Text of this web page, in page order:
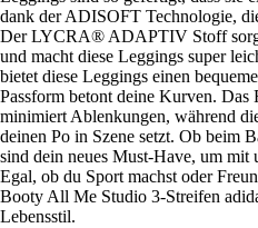
dank der ADISOFT Technologie,
Der LYCRA® ADAPTIV Stoff
und macht diese Leggings super
bietet diese Leggings einen
Passform betont deine Kurven. Das
minimiert Ablenkungen, während
deinen Po in Szene setzt. Ob beim
sind dein neues Must-Have, um
Egal, ob du Sport machst oder
Booty All Me Studio 3-Streifen
Lebensstil.